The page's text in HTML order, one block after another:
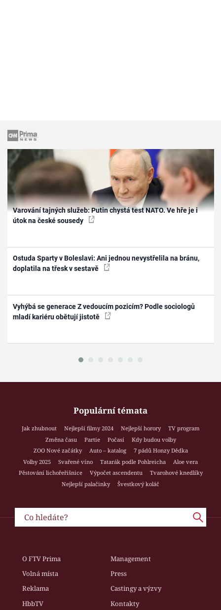
Varování tajných služeb: Putin chystá test NATO. Ve hře je i
útok na české sousedy
Ostuda Sparty v Boleslavi: Ani jednou nevystřelila na bránu,
doplatila na třesk v sestavě
Vyhýbá se generace Z vedoucím pozicím? Podle sociologů
mladí kariéru obětují jistotě
Populární témata
Jak zhubnout Nejlepší filmy 2024 Nejlepší horory
TV program
Změna času
Partie Počasí
Kdy budou volby
ZOO Nové začátky
Auto – katalog
7 pádů Honzy Dědka
Volby 2025
Svařené víno Tatarák podle Pohlreicha
Aloe vera
Pěstování lichořeřišnice
Výpočet ascendentu
Tvarohové knedlíky
Nejlepší palačinky
Švestkový koláč
O FTV Prima
Management
Volná místa
Press
Reklama
Castingy a výzvy
HbbTV
Kontakty